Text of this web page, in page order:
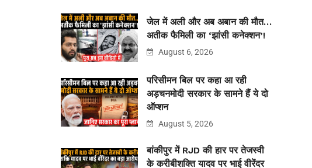
जेल में अली और अब अबान की मौत…
अतीक फैमिली का ‘झांसी कनेक्शन’!
August 6, 2026
परिसीमन बिल पर कहा आ रही
अड़चनमोदी सरकार के सामने हैं ये दो
ऑप्शन
August 5, 2026
बांकीपुर में RJD की हार पर तेजस्वी
के करीबीशक्ति यादव पर भाई वीरेंदर